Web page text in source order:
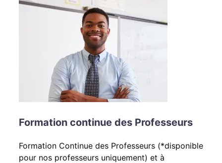
Formation continue des Professeurs
Formation Continue des Professeurs (*disponible
pour nos professeurs uniquement) et à